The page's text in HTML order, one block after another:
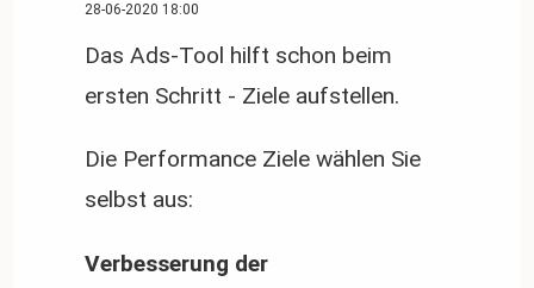
28-06-2020 18:00
Das Ads-Tool hilft schon beim
ersten Schritt - Ziele aufstellen.
Die Performance Ziele wählen Sie
selbst aus:
Verbesserung der